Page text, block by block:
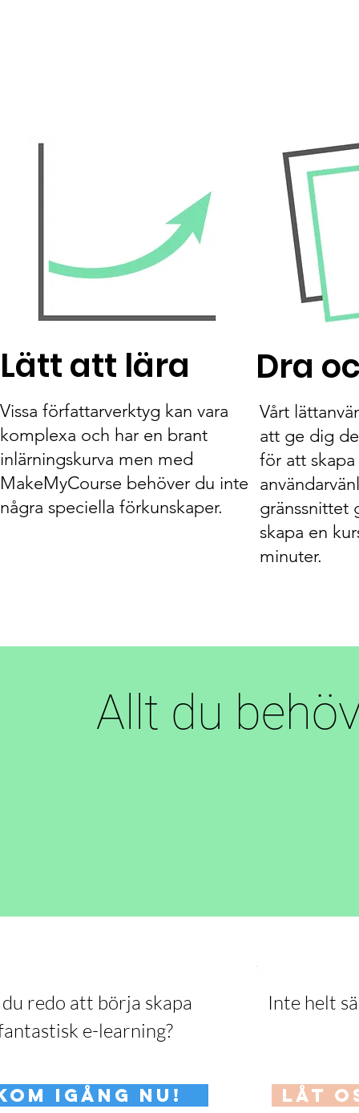
Lätt att lära
Vissa författarverktyg kan vara
komplexa och har en brant
inlärningskurva men med
MakeMyCourse behöver du inte
några speciella förkunskaper.
Dra
Vårt
att ge dig
för att
gränssnittet
skapa en
minuter.
Allt du
redo att börja skapa
e-learning?
iGÅNG nu!
Inte helt
LÅT